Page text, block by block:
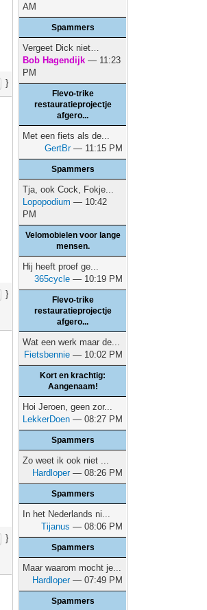
}
}
}
AM
Spammers
Vergeet Dick niet…
Bob Hagendijk — 11:23
PM
Flevo-trike
restauratieprojectje
afgero...
Met een fiets als de...
GertBr— 11:15 PM
Spammers
Tja, ook Cock, Fokje...
Lopopodium — 10:42
PM
Velomobielen voor lange
mensen.
Hij heeft proef ge...
365cycle — 10:19 PM
Flevo-trike
restauratieprojectje
afgero...
Wat een werk maar de...
Fietsbennie — 10:02 PM
Kort en krachtig:
Aangenaam!
Hoi Jeroen, geen zor...
LekkerDoen — 08:27 PM
Spammers
Zo weet ik ook niet ...
Hardloper— 08:26 PM
Spammers
In het Nederlands ni...
Tijanus — 08:06 PM
Spammers
Maar waarom mocht je...
Hardloper— 07:49 PM
Spammers